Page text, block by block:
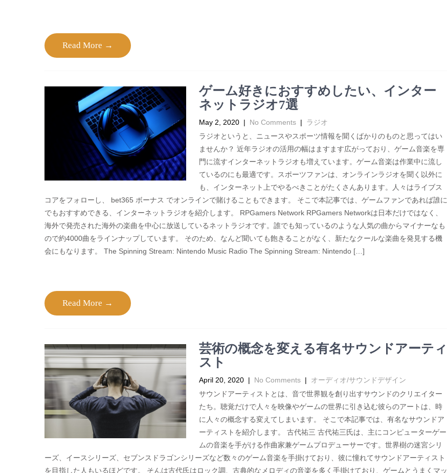
Read More →
ゲーム好きにおすすめしたい、インター
ネットラジオ7選
May 2, 2020 | No Comments | ラジオ
ラジオというと、ニュースやスポーツ情報を聞くばかりのものと思ってはい
ませんか？ 近年ラジオの活用の幅はますます広がっており、ゲーム音楽を専
門に流すインターネットラジオも増えています。ゲーム音楽は作業中に流し
ているのにも最適です。スポーツファンは、オンラインラジオを聞く以外に
も、インターネット上でやるべきことがたくさんあります。人々はライブス
コアをフォローし、 bet365 ボーナス でオンラインで賭けることもできます。 そこで本記事では、ゲームファンであれば誰に
でもおすすめできる、インターネットラジオを紹介します。 RPGamers Network RPGamers Networkは日本だけではなく、
海外で発売された海外の楽曲を中心に放送しているネットラジオです。誰でも知っているのような人気の曲からマイナーなも
ので約4000曲をラインナップしています。 そのため、なんど聞いても飽きることがなく、新たなクールな楽曲を発見する機
会にもなります。 The Spinning Stream: Nintendo Music Radio The Spinning Stream: Nintendo […]
Read More →
芸術の概念を変える有名サウンドアーティ
スト
April 20, 2020 | No Comments | オーディオ/サウンドデザイン
サウンドアーティストとは、音で世界観を創り出すサウンドのクリエイター
たち。聴覚だけで人々を映像やゲームの世界に引き込む彼らのアートは、時
に人々の概念する変えてしまいます。 そこで本記事では、有名なサウンドア
ーティストを紹介します。 古代祐三 古代祐三氏は、主にコンピューターゲー
ムの音楽を手がける作曲家兼ゲームプロデューサーです。世界樹の迷宮シリ
ーズ、イースシリーズ、セブンスドラゴンシリーズなど数々のゲーム音楽を手掛けており、彼に憧れてサウンドアーティスト
を目指した人もいるほどです。 そんは古代氏はロック調、古典的なメロディの音楽を多く手掛けており、ゲームとうまくマッ